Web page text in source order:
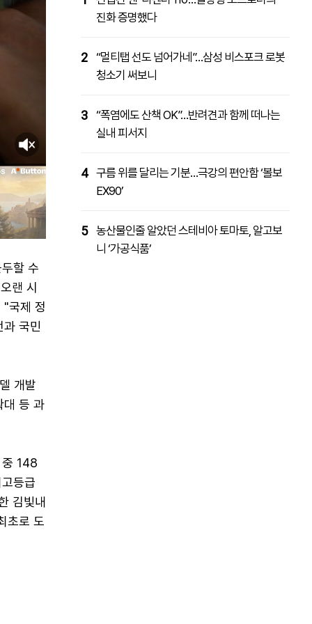
할 수
랜 시
"국제 정
국민
개발
대 등 과
중 148
등급
김빛내
초로 도
진화 증명했다
2 “멀티탭 선도 넘어가네”…삼성 비스포크 로봇
청소기 써보니
3 “폭염에도 산책 OK”…반려견과 함께 떠나는
실내 피서지
4 구름 위를 달리는 기분…극강의 편안함 ‘볼보
EX90’
5 농산물인줄 알았던 스테비아 토마토, 알고보
니 ‘가공식품’